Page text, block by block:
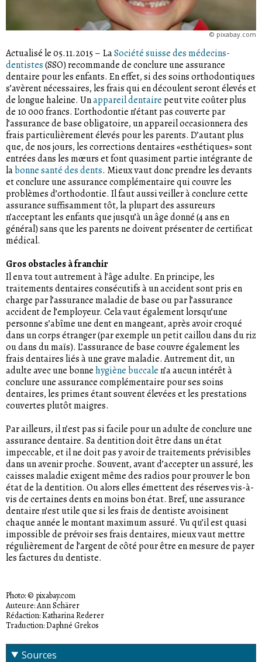
© pixabay.com
Actualisé le 05.11.2015– LaSociété suisse des médecins-
dentistes(SSO) recommande de conclure une assurance
dentaire pour les enfants. En effet, si des soins orthodontiques
s’avèrent nécessaires, les frais qui en découlent seront élevés et
de longue haleine. Unappareil dentairepeut vite coûter plus
de 10 000 francs. L’orthodontie n’étant pas couverte par
l’assurance de base obligatoire, un appareil occasionnera des
frais particulièrement élevés pour les parents. D’autant plus
que, de nos jours, les corrections dentaires «esthétiques» sont
entrées dans les mœurs et font quasiment partie intégrante de
labonne santé des dents. Mieux vaut donc prendre les devants
et conclure une assurance complémentaire qui couvre les
problèmes d’orthodontie. Il faut aussi veiller à conclure cette
assurance suffisamment tôt, la plupart des assureurs
n’acceptant les enfants que jusqu’à un âge donné (4 ans en
général) sans que les parents ne doivent présenter de certificat
médical.
Gros obstacles à franchir
Il en va tout autrement à l’âge adulte. En principe, les
traitements dentaires consécutifs à un accident sont pris en
charge par l’assurance maladie de base ou par l’assurance
accident de l’employeur. Cela vaut également lorsqu’une
personne s’abîme une dent en mangeant, après avoir croqué
dans un corps étranger (par exemple un petit caillou dans du riz
ou dans du maïs). L’assurance de base couvre également les
frais dentaires liés à une grave maladie. Autrement dit, un
adulte avec une bonnehygiène buccalen’a aucun intérêt à
conclure une assurance complémentaire pour ses soins
dentaires, les primes étant souvent élevées et les prestations
couvertes plutôt maigres.
Par ailleurs, il n’est pas si facile pour un adulte de conclure une
assurance dentaire. Sa dentition doit être dans un état
impeccable, et il ne doit pas y avoir de traitements prévisibles
dans un avenir proche. Souvent, avant d’accepter un assuré, les
caisses maladie exigent même des radios pour prouver le bon
état de la dentition. Ou alors elles émettent des réserves vis-à-
vis de certaines dents en moins bon état. Bref, une assurance
dentaire n’est utile que si les frais de dentiste avoisinent
chaque année le montant maximum assuré. Vu qu’il est quasi
impossible de prévoir ses frais dentaires, mieux vaut mettre
régulièrement de l’argent de côté pour être en mesure de payer
les factures du dentiste.
Photo: © pixabay.com
Auteure: Ann Schärer
Rédaction: Katharina Rederer
Traduction: Daphné Grekos
Sources